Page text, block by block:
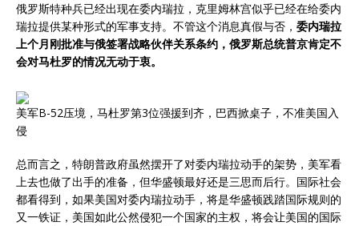
俄罗斯特种兵已经出现在委内瑞拉，克里姆林宫似乎已经在给委内
瑞拉提供某种形式的军事支持。不管这个消息真假与否， 委内瑞拉
上个月刚批准与俄签署战略伙伴关系条约，俄罗斯总统普京肯定不
会对马杜罗的情况无动于衷。
美军B-52压境，马杜罗第3位强援到齐，巴西掀桌子，不准美国入
侵
总而言之，特朗普政府虽然摆开了对委内瑞拉动手的架势，美军看
上去也做了出手的准备，但华盛顿最好还是三思而后行。国际社会
都看得到，如果美国对委内瑞拉动手，将是华盛顿践踏国际规则的
又一铁证，美国如此公然侵犯一个国家的主权，将会让美国的国际